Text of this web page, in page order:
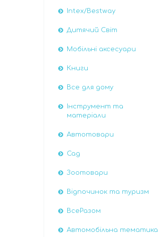
Intex/Bestway
Дитячий Світ
Мобільні аксесуари
Книги
Все для дому
Інструмент та
матеріали
Автотовари
Сад
Зоотовари
Відпочинок та туризм
ВсеРазом
Автомобiльна тематика